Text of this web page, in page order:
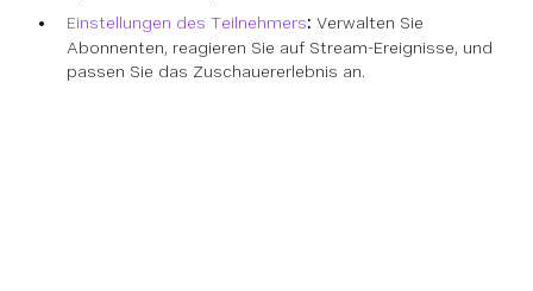
Einstellungen des Teilnehmers: Verwalten Sie
Abonnenten, reagieren Sie auf Stream-Ereignisse, und
passen Sie das Zuschauererlebnis an.